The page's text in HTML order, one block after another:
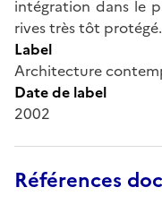
intégration dans le
rives très tôt protégé.
Label
Architecture
Date de label
2002
Références